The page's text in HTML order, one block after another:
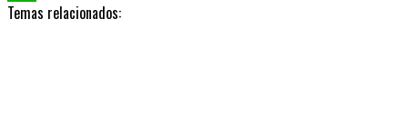
WhatsApp
Temas relacionados: